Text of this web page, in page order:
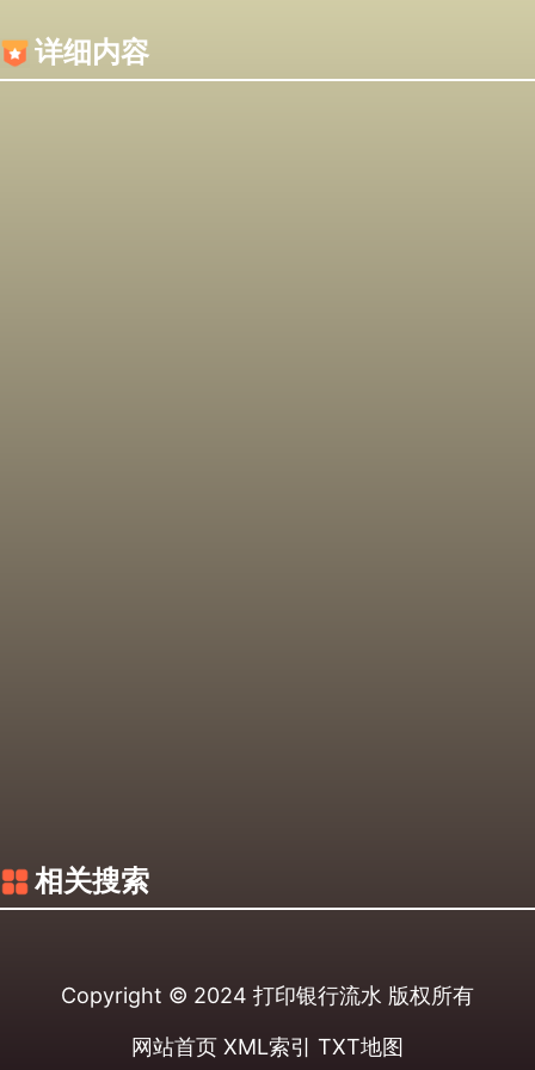
详细内容
相关搜索
Copyright © 2024 打印银行流水 版权所有
网站首页 XML索引 TXT地图